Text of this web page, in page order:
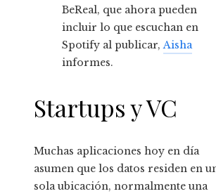
BeReal, que ahora pueden
incluir lo que escuchan en
Spotify al publicar,Aisha
informes.
Startups y VC
Muchas aplicaciones hoy en día
asumen que los datos residen en
sola ubicación, normalmente una